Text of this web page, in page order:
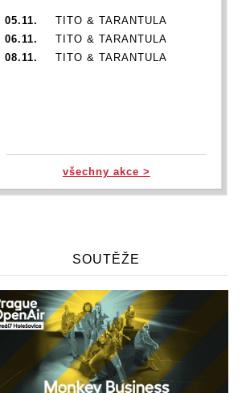
05.11.
TITO & TARANTULA
06.11.
TITO & TARANTULA
08.11.
TITO & TARANTULA
všechny akce >
SOUTĚŽE